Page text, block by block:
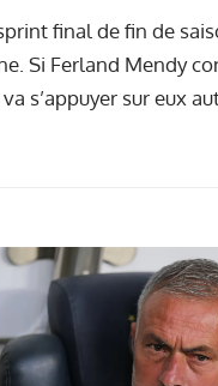
final de fin de
Si Ferland Mendy
s’appuyer sur eux